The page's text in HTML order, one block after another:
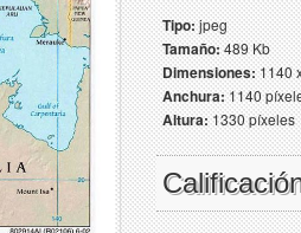
Tipo:jpeg
Tamaño:489 Kb
Dimensiones:1140
Anchura:1140
Altura:1330 píxeles